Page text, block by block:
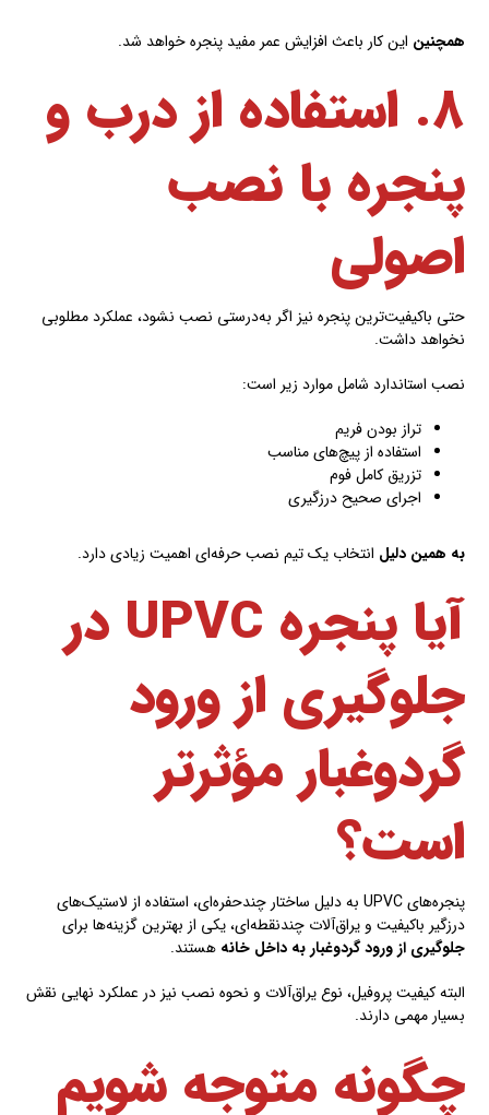
همچنین این کار باعث افزایش عمر مفید پنجره خواهد شد.
۸. استفاده از درب و
پنجره با نصب
اصولی
حتی باکیفیت‌ترین پنجره نیز اگر به‌درستی نصب نشود، عملکرد مطلوبی
نخواهد داشت.
نصب استاندارد شامل موارد زیر است:
تراز بودن فریم
استفاده از پیچ‌های مناسب
تزریق کامل فوم
اجرای صحیح درزگیری
به همین دلیل انتخاب یک تیم نصب حرفه‌ای اهمیت زیادی دارد.
آیا پنجره UPVC در
جلوگیری از ورود
گردوغبار مؤثرتر
است؟
پنجره‌های UPVC به دلیل ساختار چندحفره‌ای، استفاده از لاستیک‌های
درزگیر باکیفیت و یراق‌آلات چندنقطه‌ای، یکی از بهترین گزینه‌ها برای
جلوگیری از ورود گردوغبار به داخل خانه هستند.
البته کیفیت پروفیل، نوع یراق‌آلات و نحوه نصب نیز در عملکرد نهایی نقش
بسیار مهمی دارند.
چگونه متوجه شویم